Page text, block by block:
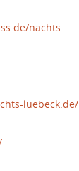
nachts
luebeck.de/